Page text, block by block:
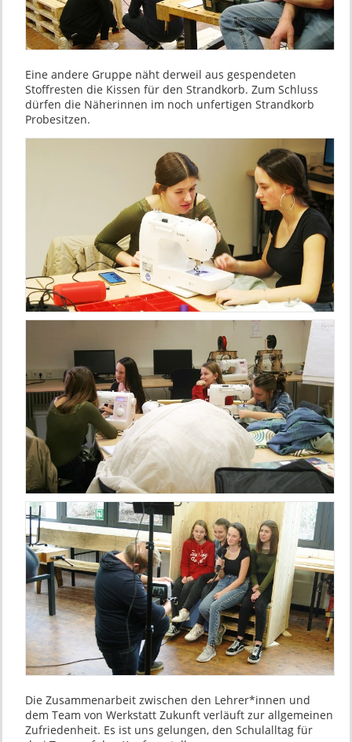
Eine andere Gruppe näht derweil aus gespendeten
Stoffresten die Kissen für den Strandkorb. Zum Schluss
dürfen die Näherinnen im noch unfertigen Strandkorb
Probesitzen.
Die Zusammenarbeit zwischen den Lehrer*innen und
dem Team von Werkstatt Zukunft verläuft zur allgemeinen
Zufriedenheit. Es ist uns gelungen, den Schulalltag für